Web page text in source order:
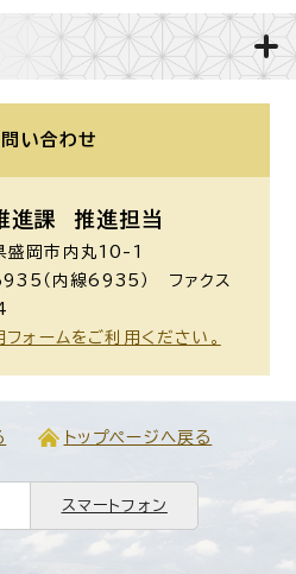
い合わせ
進課 推進担当
岡市内丸10-1
（内線6935） ファクス
ォームをご利用ください。
トップページへ戻る
スマートフォン